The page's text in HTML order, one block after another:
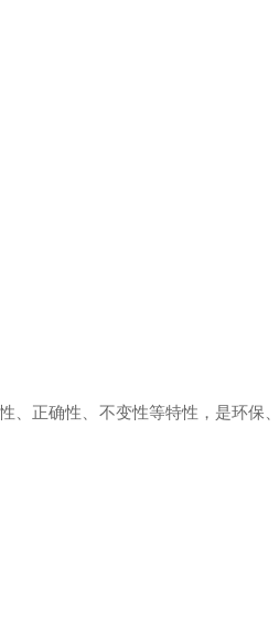
、正确性、不变性等特性， 是环保